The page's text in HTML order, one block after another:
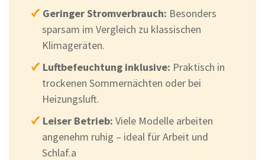
Geringer Stromverbrauch: Besonders
sparsam im Vergleich zu klassischen
Klimageräten.
Luftbefeuchtung inklusive: Praktisch in
trockenen Sommernächten oder bei
Heizungsluft.
Leiser Betrieb: Viele Modelle arbeiten
angenehm ruhig – ideal für Arbeit und
Schlaf.a